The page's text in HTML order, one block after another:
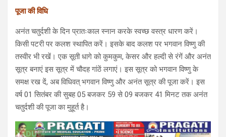
पूजा की विधि
अनंत चतुर्दशी के दिन प्रातःकाल स्नान करके स्वच्छ वस्त्र धारण करें।
किसी पटरी पर कलश स्थापित करें। इसके बाद कलश पर भगवान विष्णु की
तस्वीर भी रखें। एक सूती धागे को कुमकुम, केसर और हल्दी से रंगें और अनंत
सूत्र बनाएं इस सूत्र में चौदह गांठें लगाएं। इस सूत्र को भगवान विष्णु के
समक्ष रख दें, अब विधिवत् भगवान विष्णु और अनंत सूत्र की पूजा करें। इस
वर्ष 01 सितंबर की सुबह 05 बजकर 59 से 09 बजकर 41 मिनट तक अनंत
चतुर्दशी की पूजा का मुहूर्त है।